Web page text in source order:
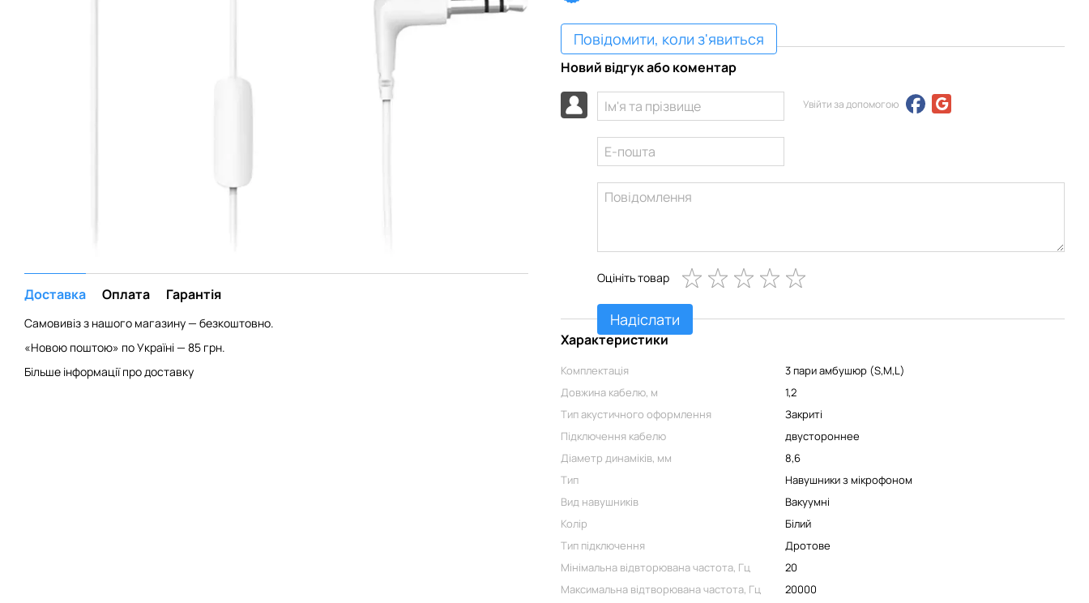
Доставка Оплата Гарантія
Самовивіз з нашого магазину — безкоштовно.
«Новою поштою» по Україні — 85 грн.
Більше інформації про доставку
Повідомити, коли з'явиться
Новий відгук або коментар
Увійти за допомогою
Оцініть товар
Надіслати
Характеристики
Комплектація
3 пари амбушюр (S,M,L)
Довжина кабелю, м
1,2
Тип акустичного оформлення
Закриті
Підключення кабелю
двустороннее
Діаметр динаміків, мм
8,6
Тип
Навушники з мікрофоном
Вид навушників
Вакуумні
Колір
Білий
Тип підключення
Дротове
Мінімальна відвторювана частота, Гц
20
Максимальна відтворювана частота, Гц
20000